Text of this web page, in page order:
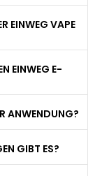
EINWEG VAPE
EINWEG E-
ANWENDUNG?
GIBT ES?